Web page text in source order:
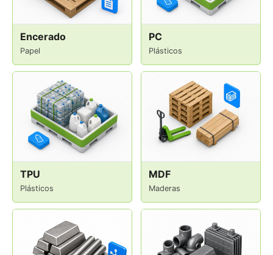
Encerado
Papel
PC
Plásticos
TPU
Plásticos
MDF
Maderas